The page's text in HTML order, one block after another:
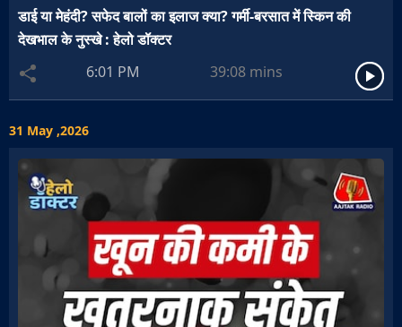
डाई या मेहंदी? सफेद बालों का इलाज क्या? गर्मी-बरसात में स्किन की
देखभाल के नुस्खे : हेलो डॉक्टर
6:01 PM
39:08 mins
31 May ,2026